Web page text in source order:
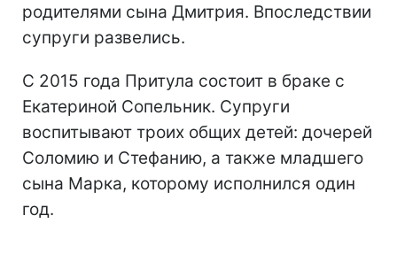
родителями сына Дмитрия. Впоследствии
супруги развелись.
С 2015 года Притула состоит в браке с
Екатериной Сопельник. Супруги
воспитывают троих общих детей: дочерей
Соломию и Стефанию, а также младшего
сына Марка, которому исполнился один
год.